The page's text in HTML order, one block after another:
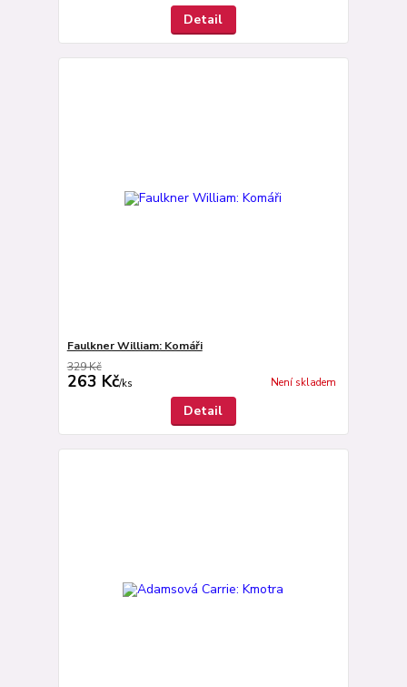
Detail
Faulkner William: Komáři
329 Kč
263 Kč/ks Není skladem
Detail